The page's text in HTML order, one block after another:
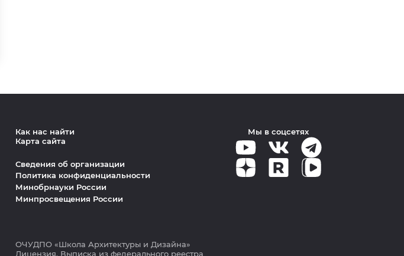
Как нас найти
Карта сайта
Сведения об организации
Политика конфиденциальности
Минобрнауки России
Минпросвещения России
ОЧУДПО «Школа Архитектуры и Дизайна»
Лицензия. Выписка из федерального реестра
Мы в соцсетях